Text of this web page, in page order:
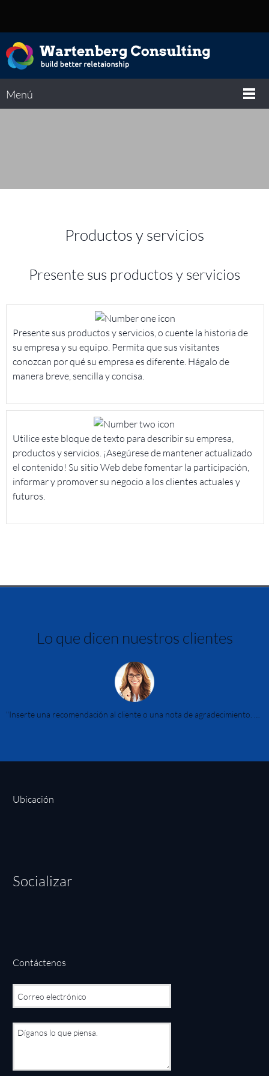
Menú
Productos y servicios
Presente sus productos y servicios
Presente sus productos y servicios, o cuente la historia de
su empresa y su equipo. Permita que sus visitantes
conozcan por qué su empresa es diferente. Hágalo de
manera breve, sencilla y concisa.
Utilice este bloque de texto para describir su empresa,
productos y servicios. ¡Asegúrese de mantener actualizado
el contenido! Su sitio Web debe fomentar la participación,
informar y promover su negocio a los clientes actuales y
futuros.
Lo que dicen nuestros clientes
Ubicación
Socializar
Contáctenos